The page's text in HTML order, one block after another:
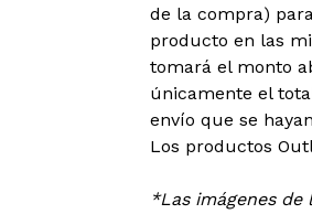
de la compra)
producto en las
tomará el monto
únicamente el
envío que se
Los productos
*Las imágenes